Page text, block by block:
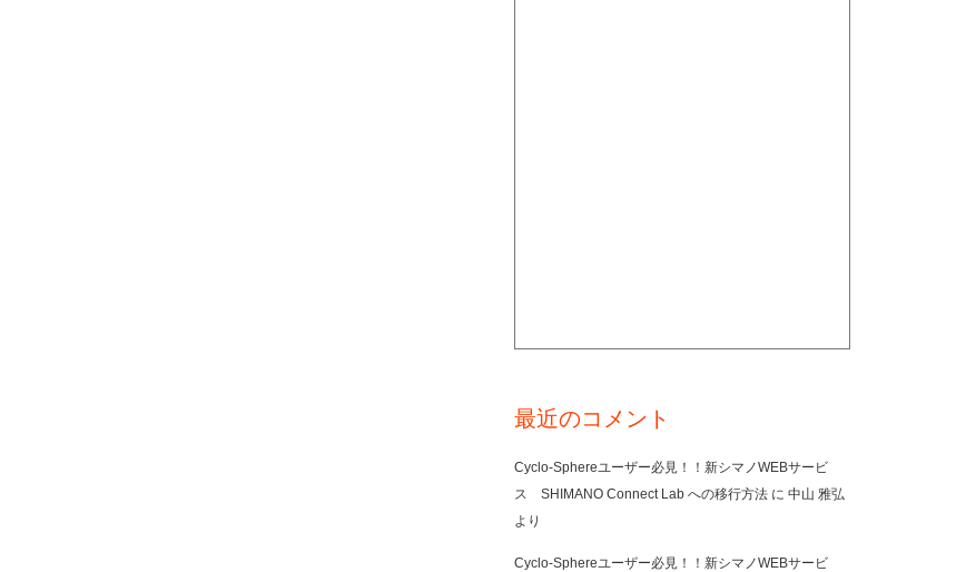
最近のコメント
Cyclo-Sphereユーザー必見！！新シマノWEBサービ
ス SHIMANO Connect Lab への移行方法 に 中山 雅弘
より
Cyclo-Sphereユーザー必見！！新シマノWEBサービ